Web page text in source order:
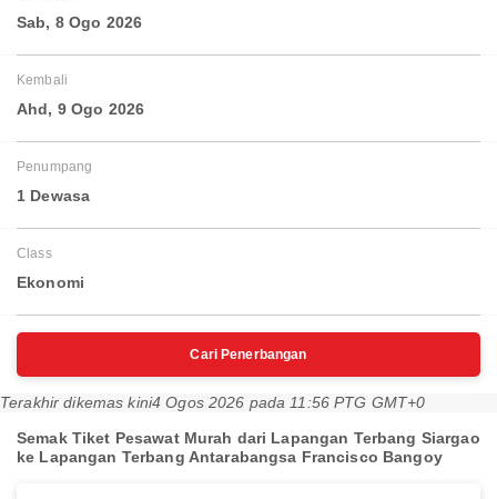
Sab, 8 Ogo 2026
Kembali
Ahd, 9 Ogo 2026
Penumpang
1 Dewasa
Class
Ekonomi
Cari Penerbangan
Terakhir dikemas kini4 Ogos 2026 pada 11:56 PTG GMT+0
Semak Tiket Pesawat Murah dari Lapangan Terbang Siargao
ke Lapangan Terbang Antarabangsa Francisco Bangoy